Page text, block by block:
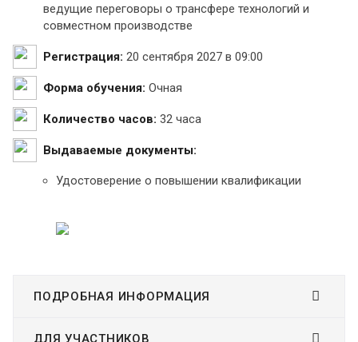
ведущие переговоры о трансфере технологий и
совместном производстве
Регистрация: 20 сентября 2027 в 09:00
Форма обучения: Очная
Количество часов: 32 часа
Выдаваемые документы:
Удостоверение о повышении квалификации
ПОДРОБНАЯ ИНФОРМАЦИЯ
ДЛЯ УЧАСТНИКОВ